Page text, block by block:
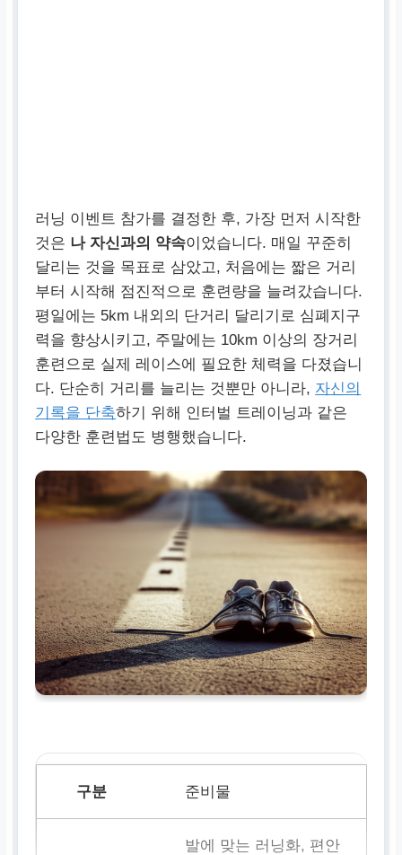
러닝 이벤트 참가를 결정한 후, 가장 먼저 시작한
것은 나 자신과의 약속이었습니다. 매일 꾸준히
달리는 것을 목표로 삼았고, 처음에는 짧은 거리
부터 시작해 점진적으로 훈련량을 늘려갔습니다.
평일에는 5km 내외의 단거리 달리기로 심폐지구
력을 향상시키고, 주말에는 10km 이상의 장거리
훈련으로 실제 레이스에 필요한 체력을 다졌습니
다. 단순히 거리를 늘리는 것뿐만 아니라, 자신의
기록을 단축하기 위해 인터벌 트레이닝과 같은
다양한 훈련법도 병행했습니다.
준비물
발에 맞는 러닝화, 편안